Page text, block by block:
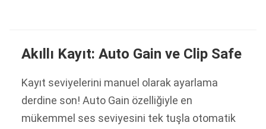
Akıllı Kayıt: Auto Gain ve Clip Safe
Kayıt seviyelerini manuel olarak ayarlama
derdine son! Auto Gain özelliğiyle en
mükemmel ses seviyesini tek tuşla otomatik